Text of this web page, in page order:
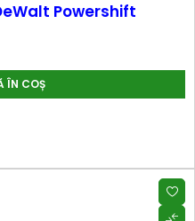
Powershift
ÎN COȘ